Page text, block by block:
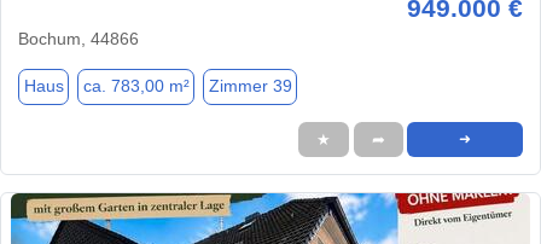
949.000 €
Bochum, 44866
Haus ca. 783,00 m² Zimmer 39
★ ➦ ➜